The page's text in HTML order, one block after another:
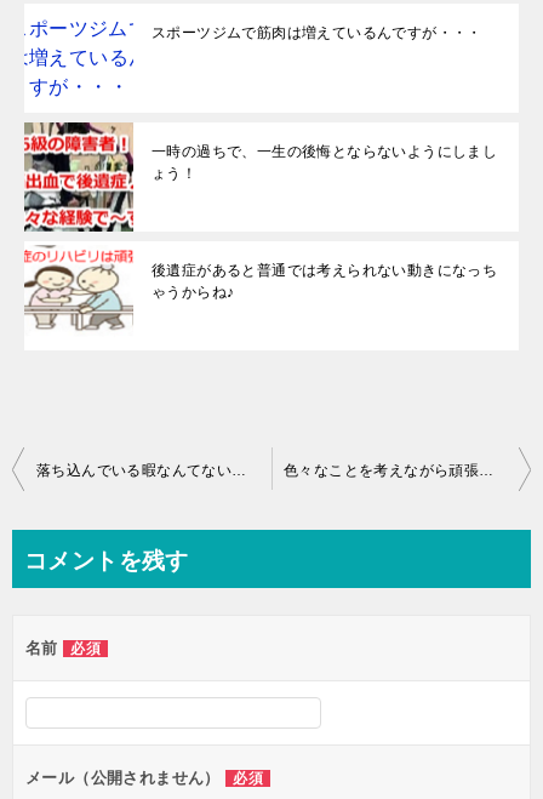
スポーツジムで筋肉は増えているんですが・・・
一時の過ちで、一生の後悔とならないようにしまし
ょう！
後遺症があると普通では考えられない動きになっち
ゃうからね♪
投
ビ
ー
シ
ン
落ち込んでいる暇なんてないよね♪ 色々なことを考えながら頑張ってます♪
コメントを残す
名前 必須
メール（公開されません） 必須